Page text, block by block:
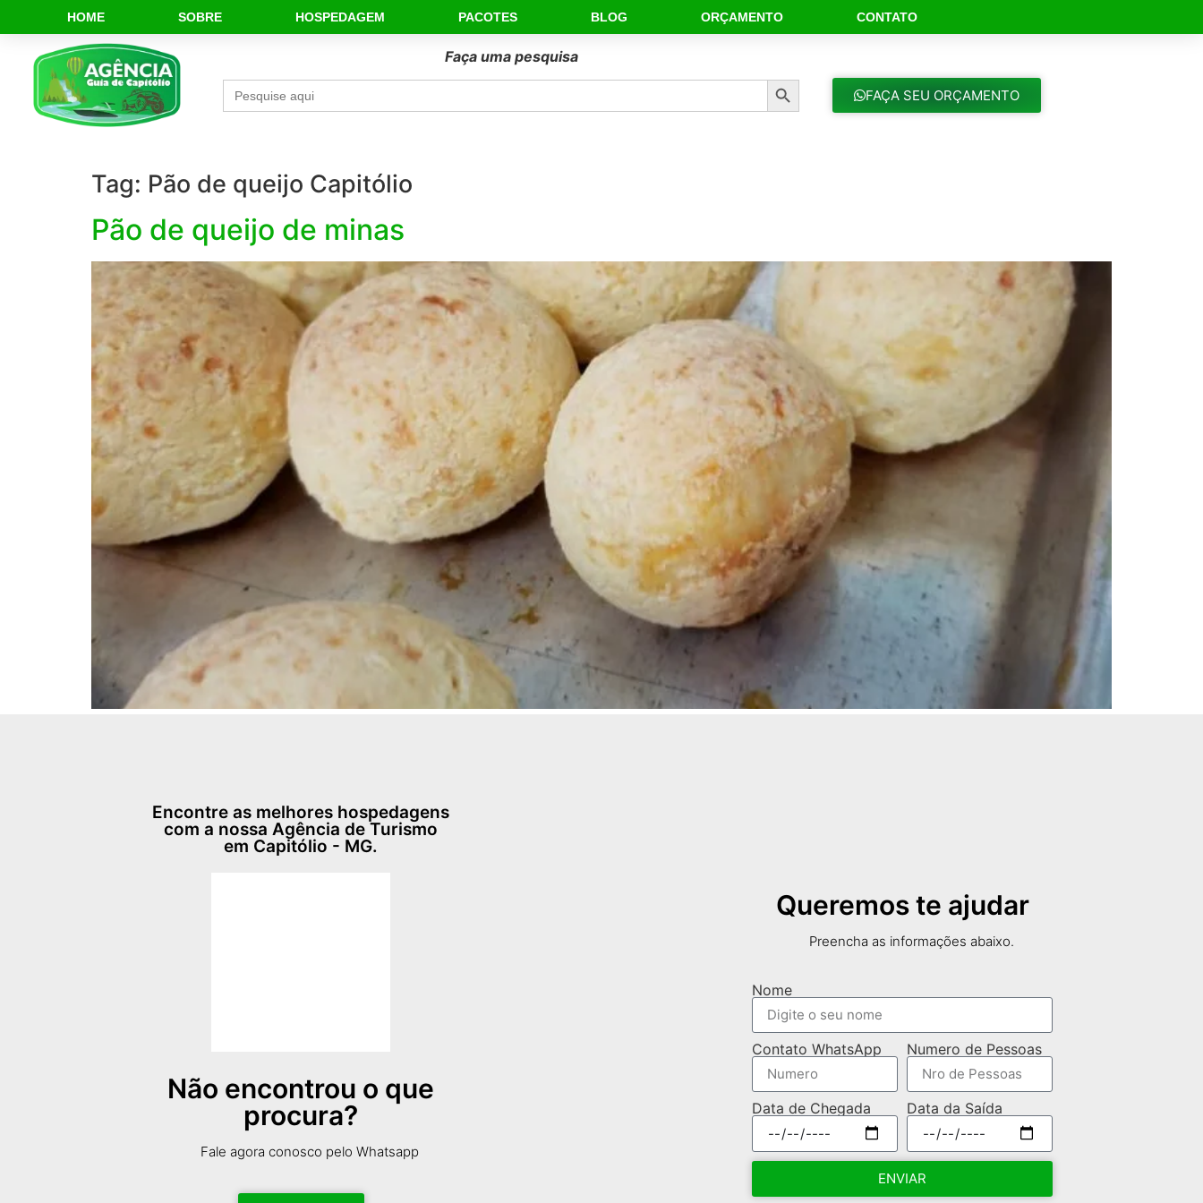
HOME SOBRE HOSPEDAGEM PACOTES BLOG ORÇAMENTO CONTATO
Faça uma pesquisa
Search
for:
Search Button
FAÇA SEU ORÇAMENTO
Tag: Pão de queijo Capitólio
Pão de queijo de minas
Encontre as melhores hospedagens
com a nossa Agência de Turismo
em Capitólio - MG.
Não encontrou o que
procura?
Fale agora conosco pelo Whatsapp
Queremos te ajudar
Preencha as informações abaixo.
Nome
Contato WhatsApp Numero de Pessoas
Data de Chegada Data da Saída
ENVIAR